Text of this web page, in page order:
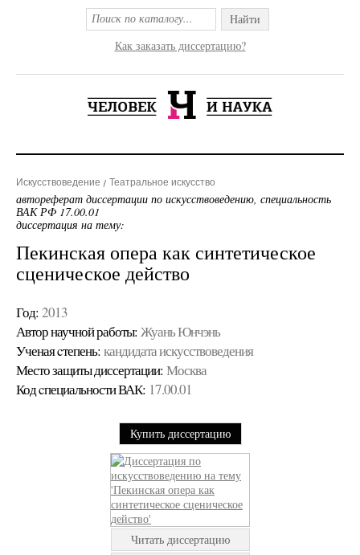
Найти
Как заказать диссертацию?
Искусствоведение Театральное искусство
автореферат диссертации по искусствоведению, специальность
ВАК РФ 17.00.01
диссертация на тему:
Пекинская опера как синтетическое
сценическое действо
Год: 2013
Автор научной работы: Жуань Юнчэнь
Ученая cтепень: кандидата искусствоведения
Место защиты диссертации: Москва
Код cпециальности ВАК: 17.00.01
Купить диссертацию
Читать диссертацию